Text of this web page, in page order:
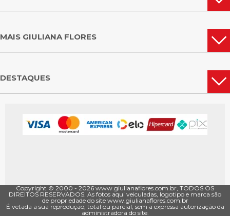
MAIS GIULIANA FLORES
DESTAQUES
Copyright © 2000 - ­2026 www.giulianaflores.com.br, TODOS OS
DIREITOS RESERVADOS. As fotos aqui veiculadas, logotipo e marca são
de propriedade do site www.giulianaflores.com.br
É vetada a sua reprodução, total ou parcial, sem a expressa autorização da
administradora do site.